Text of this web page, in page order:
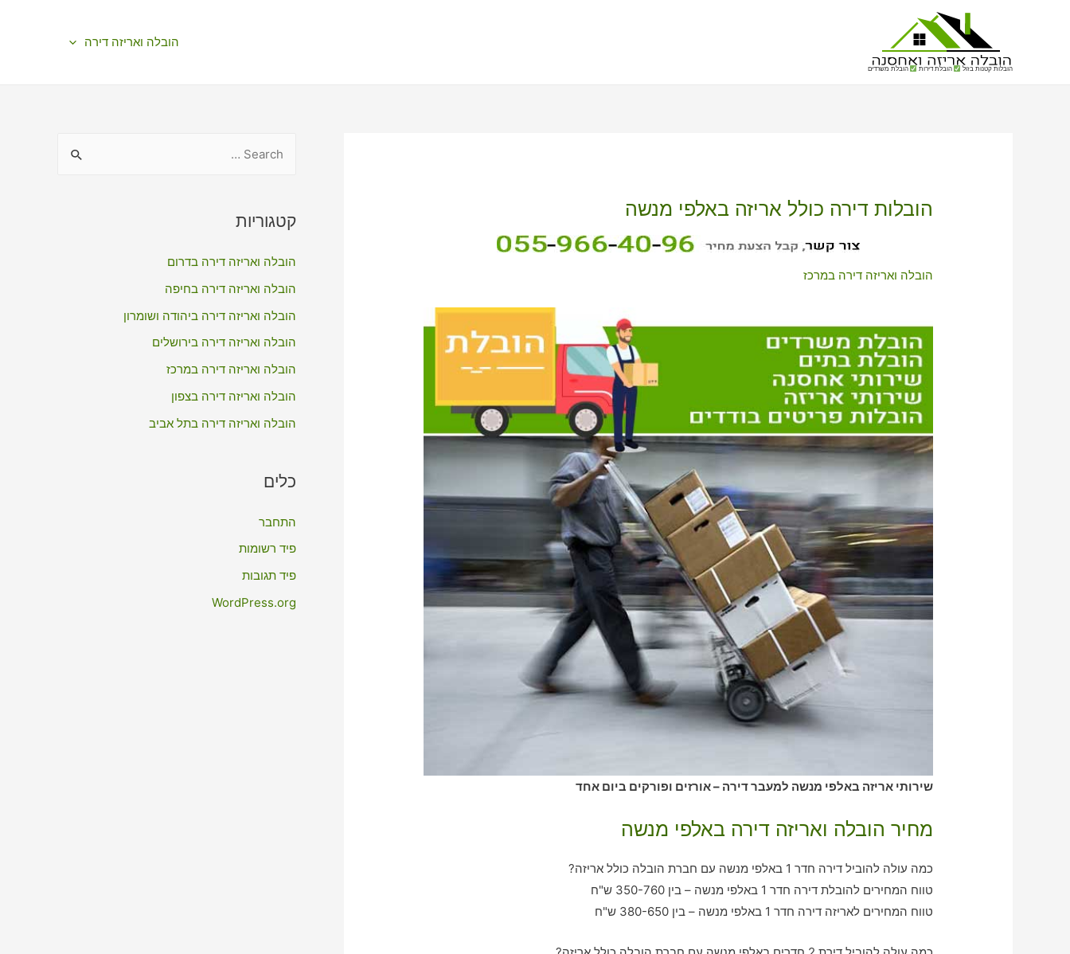
הובלות קטנות בזול הובלת דירות הובלת משרדים
הובלה ואריזה דירה
הובלות דירה כולל אריזה באלפי מנשה
הובלה ואריזה דירה במרכז
שירותי אריזה באלפי מנשה למעבר דירה – אורזים ופורקים ביום אחד
מחיר הובלה ואריזה דירה באלפי מנשה
כמה עולה להוביל דירה חדר 1 באלפי מנשה עם חברת הובלה כולל אריזה?
טווח המחירים להובלת דירה חדר 1 באלפי מנשה – בין 350-760 ש"ח
טווח המחירים לאריזה דירה חדר 1 באלפי מנשה – בין 380-650 ש"ח
r
h
f
o
קטגוריות
הובלה ואריזה דירה בדרום
הובלה ואריזה דירה בחיפה
הובלה ואריזה דירה ביהודה ושומרון
הובלה ואריזה דירה בירושלים
הובלה ואריזה דירה במרכז
הובלה ואריזה דירה בצפון
הובלה ואריזה דירה בתל אביב
כלים
התחבר
פיד רשומות
פיד תגובות
WordPress.org